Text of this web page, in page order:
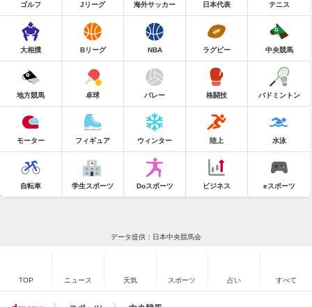
ゴルフ Jリーグ 海外サッカー 日本代表 テニス
大相撲 Bリーグ NBA ラグビー 中央競馬
地方競馬 卓球 バレー 格闘技 バドミントン
モーター フィギュア ウィンター 陸上 水泳
自転車 学生スポーツ Doスポーツ ビジネス eスポーツ
データ提供：日本中央競馬会
TOP ニュース 天気 スポーツ 占い すべて